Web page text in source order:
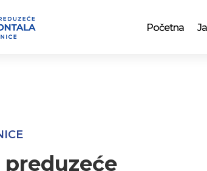
Početna
preduzeće